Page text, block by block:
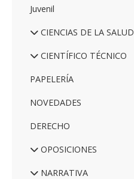
Juvenil
CIENCIAS DE LA SALUD
CIENTÍFICO TÉCNICO
PAPELERÍA
NOVEDADES
DERECHO
OPOSICIONES
NARRATIVA